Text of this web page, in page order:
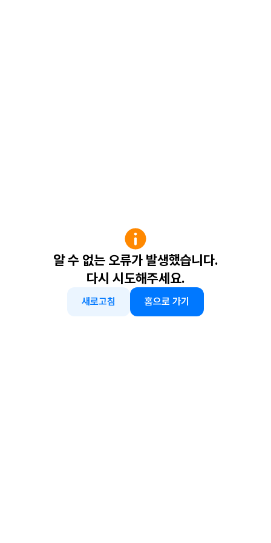
알 수 없는 오류가 발생했습니다.
다시 시도해주세요.
새로고침 홈으로 가기